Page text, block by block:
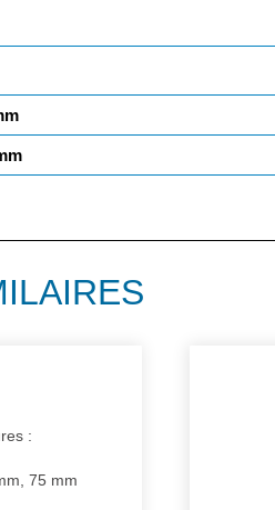
:
75 mm